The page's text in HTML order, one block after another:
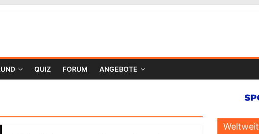
QUIZ FORUM ANGEBOTE
Weltweit